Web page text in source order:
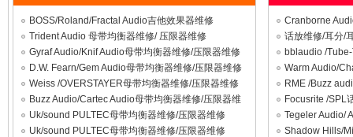
BOSS/Roland/Fractal Audio吉他效果器维修
Trident Audio 母带均衡器维修/ 压限器维修
Gyraf Audio/Knif Audio母带均衡器维修/压限器维修
D.W. Fearn/Gem Audio母带均衡器维修/压限器维修
Weiss /OVERSTAYER母带均衡器维修/压限器维修
Buzz Audio/Cartec Audio母带均衡器维修/压限器维
修
Uk/sound PULTEC母带均衡器维修/压限器维修
Uk/sound PULTEC母带均衡器维修/压限器维修
Cranborne
话放维修/耳分/
bblaudio /
Warm Audio/
修
RME /Buzz
Focusrite /SPL
Tegeler Audio/
Shadow Hills/